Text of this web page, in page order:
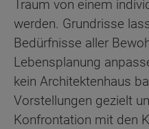
Traum von einem
werden. Grundrisse
Bedürfnisse aller
Lebensplanung
kein Architektenhaus
Vorstellungen gezielt
Konfrontation mit den